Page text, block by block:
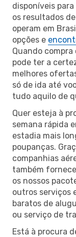
disponíveis
os resultados
operam em
opções e
Quando
pode ter a
melhores
só de ida até
tudo aquilo de
Quer esteja à
semana rápida
estadia mais
poupanças.
companhias
também
os nossos
outros serviços
baratos de
ou serviço de
Está à procura